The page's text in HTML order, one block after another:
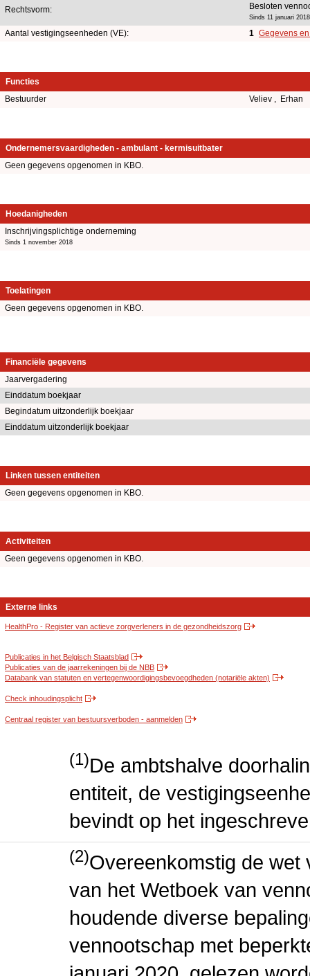
Rechtsvorm: Besloten
Sinds 11 januari 2018
Aantal vestigingseenheden (VE): 1 Gegevens
Functies
Bestuurder
Veliev , Erhan
Ondernemersvaardigheden - ambulant - kermisuitbater
Geen gegevens opgenomen in KBO.
Hoedanigheden
Inschrijvingsplichtige onderneming
Sinds 1 november 2018
Toelatingen
Geen gegevens opgenomen in KBO.
Financiële gegevens
Jaarvergadering
Einddatum boekjaar
Begindatum uitzonderlijk boekjaar
Einddatum uitzonderlijk boekjaar
Linken tussen entiteiten
Geen gegevens opgenomen in KBO.
Activiteiten
Geen gegevens opgenomen in KBO.
Externe links
HealthPro - Register van actieve zorgverleners in de gezondheidszorg
Publicaties in het Belgisch Staatsblad
Publicaties van de jaarrekeningen bij de NBB
Databank van statuten en vertegenwoordigingsbevoegdheden (notariële akten)
Check inhoudingsplicht
Centraal register van bestuursverboden - aanmelden
(1)De ambtshalve
entiteit, de
bevindt op het
(2)Overeenkomstig de wet
van het Wetboek van
houdende diverse
vennootschap met